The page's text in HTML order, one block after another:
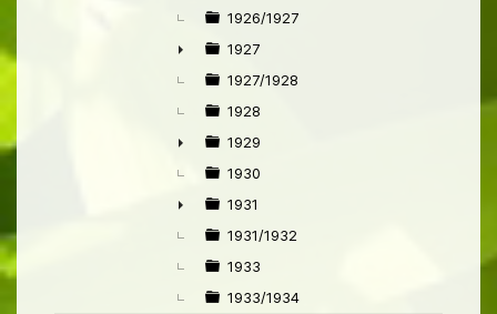
1926/1927
►
1927
1927/1928
1928
►
1929
1930
►
1931
1931/1932
1933
1933/1934